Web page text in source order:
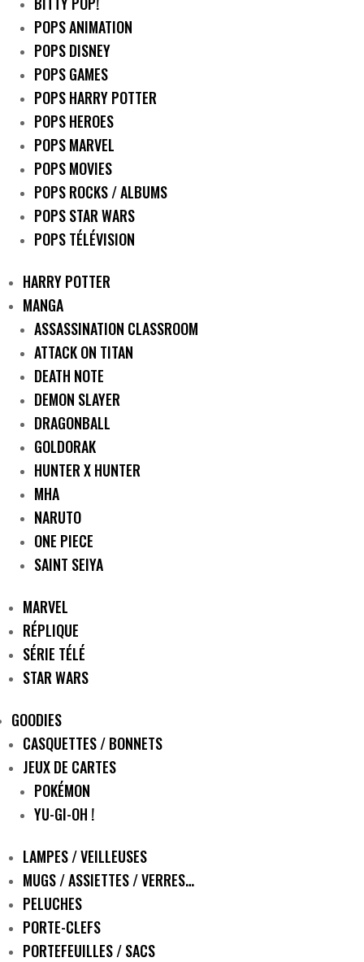
POPS ANIMATION
POPS DISNEY
POPS GAMES
POPS HARRY POTTER
POPS HEROES
POPS MARVEL
POPS MOVIES
POPS ROCKS / ALBUMS
POPS STAR WARS
POPS TÉLÉVISION
HARRY POTTER
MANGA
ASSASSINATION CLASSROOM
ATTACK ON TITAN
DEATH NOTE
DEMON SLAYER
DRAGONBALL
GOLDORAK
HUNTER X HUNTER
MHA
NARUTO
ONE PIECE
SAINT SEIYA
MARVEL
RÉPLIQUE
SÉRIE TÉLÉ
STAR WARS
GOODIES
CASQUETTES / BONNETS
JEUX DE CARTES
POKÉMON
YU-GI-OH !
LAMPES / VEILLEUSES
MUGS / ASSIETTES / VERRES…
PELUCHES
PORTE-CLEFS
PORTEFEUILLES / SACS